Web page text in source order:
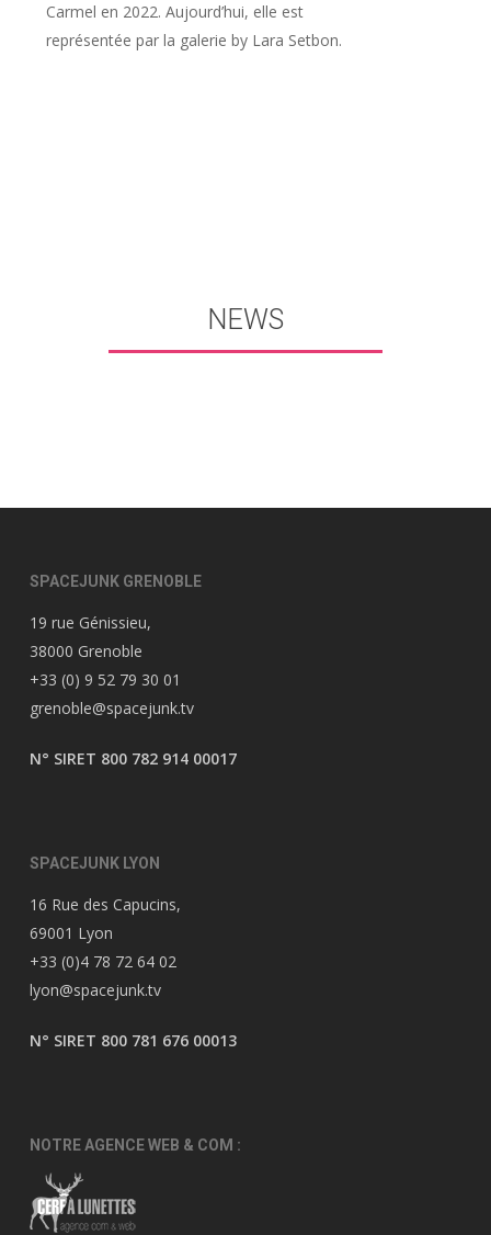
Carmel en 2022. Aujourd’hui, elle est
représentée par la galerie by Lara Setbon.
NEWS
SPACEJUNK GRENOBLE
19 rue Génissieu,
38000 Grenoble
+33 (0) 9 52 79 30 01
grenoble@spacejunk.tv
N° SIRET 800 782 914 00017
SPACEJUNK LYON
16 Rue des Capucins,
69001 Lyon
+33 (0)4 78 72 64 02
lyon@spacejunk.tv
N° SIRET 800 781 676 00013
NOTRE AGENCE WEB & COM :